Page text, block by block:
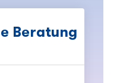
Beratung